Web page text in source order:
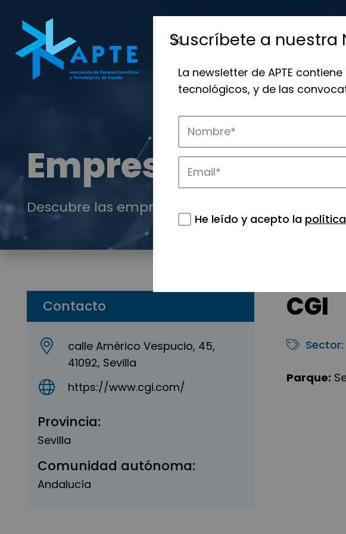
Empresas
Descubre las empresas que impulsan la
Contacto
calle Américo Vespucio, 45,
41092, Sevilla
https://www.cgi.com/
Provincia:
Sevilla
Comunidad autónoma:
Andalucía
CGI
Sector:
Parque:
Suscríbete a nuestra
La newsletter de APTE
tecnológicos, y de las
He leído y acepto la